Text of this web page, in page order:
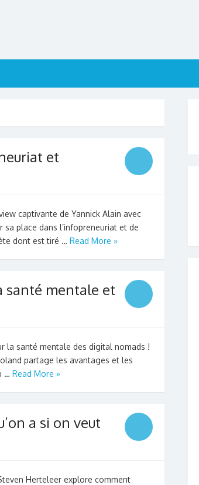
et
captivante de Yannick Alain avec
place dans l’infopreneuriat et de
dont est tiré … Read More »
santé mentale et
la santé mentale des digital nomads !
partage les avantages et les
… Read More »
a si on veut
Herteleer explore comment